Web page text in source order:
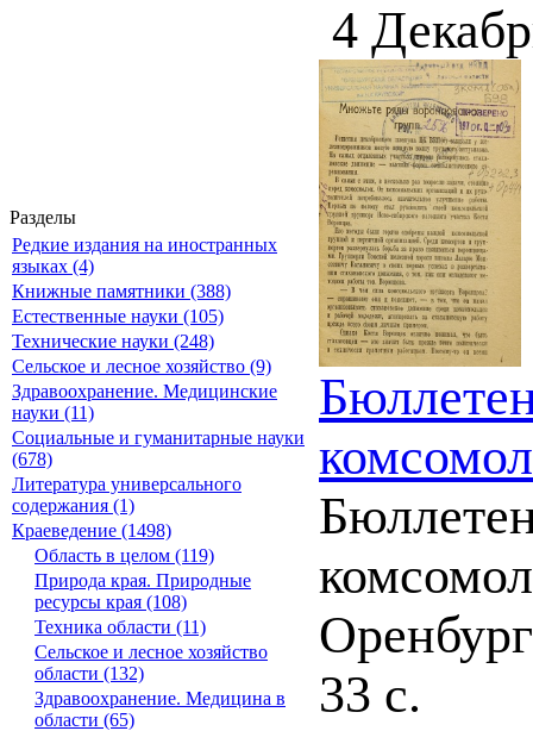
Разделы
Редкие издания на иностранных
языках (4)
Книжные памятники (388)
Естественные науки (105)
Технические науки (248)
Сельское и лесное хозяйство (9)
Здравоохранение. Медицинские
науки (11)
Социальные и гуманитарные науки
(678)
Литература универсального
содержания (1)
Краеведение (1498)
Область в целом (119)
Природа края. Природные
ресурсы края (108)
Техника области (11)
Сельское и лесное хозяйство
области (132)
Здравоохранение. Медицина в
области (65)
4
33 с.